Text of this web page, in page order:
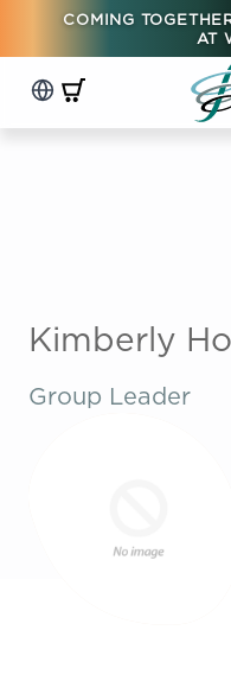
COMING
AT
Kimberly
Group Leader